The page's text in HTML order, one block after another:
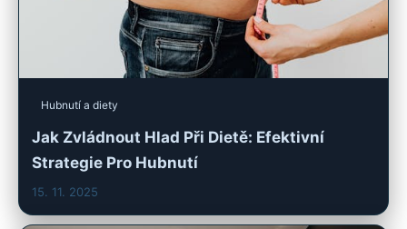
Hubnutí a diety
Jak Zvládnout Hlad Při Dietě: Efektivní
Strategie Pro Hubnutí
15. 11. 2025